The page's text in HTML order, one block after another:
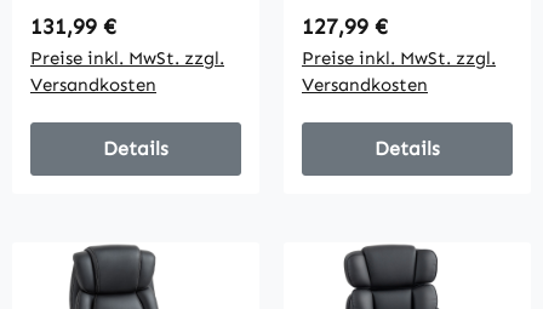
Bürosessel
Sitzhöhenverstellun
g Stuhl
Schreibtischstuhl
Mikrofaser
Kunststoff Metall
Nylon
Regulärer Preis:
131,99 €
Preise inkl. MwSt. zzgl.
Versandkosten
Details
Schreibtischstuhl
mit Fußstütze,
Hoher Rückenlehne,
Lendenstütze
Schwarz
Regulärer Preis:
127,99 €
Preise inkl. MwSt. zzgl.
Versandkosten
Details